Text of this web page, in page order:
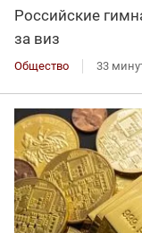
Российские
за виз
Общество 33